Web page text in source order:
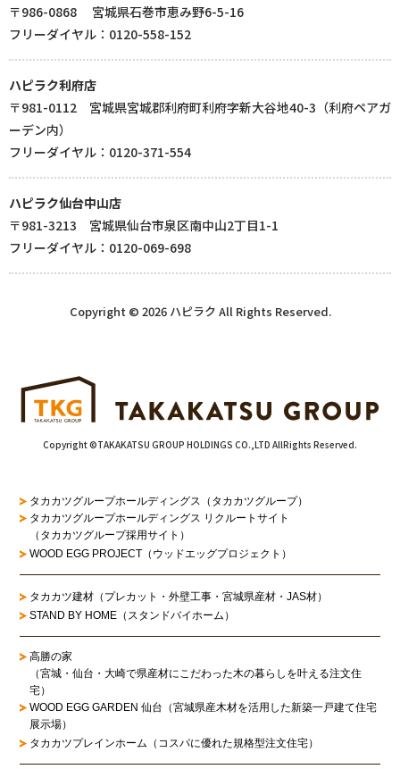
〒986-0868 宮城県石巻市恵み野6-5-16
フリーダイヤル：0120-558-152
ハピラク利府店
〒981-0112 宮城県宮城郡利府町利府字新大谷地40-3（利府ペアガ
ーデン内）
フリーダイヤル：0120-371-554
ハピラク仙台中山店
〒981-3213 宮城県仙台市泉区南中山2丁目1-1
フリーダイヤル：0120-069-698
Copyright © 2026 ハピラク All Rights Reserved.
Copyright ©TAKAKATSU GROUP HOLDINGS CO.,LTD AllRights Reserved.
タカカツグループホールディングス（タカカツグループ）
タカカツグループホールディングス リクルートサイト
（タカカツグループ採用サイト）
WOOD EGG PROJECT（ウッドエッグプロジェクト）
タカカツ建材（プレカット・外壁工事・宮城県産材・JAS材）
STAND BY HOME（スタンドバイホーム）
高勝の家
（宮城・仙台・大崎で県産材にこだわった木の暮らしを叶える注文住
宅）
WOOD EGG GARDEN 仙台（宮城県産木材を活用した新築一戸建て住宅
展示場）
タカカツプレインホーム（コスパに優れた規格型注文住宅）